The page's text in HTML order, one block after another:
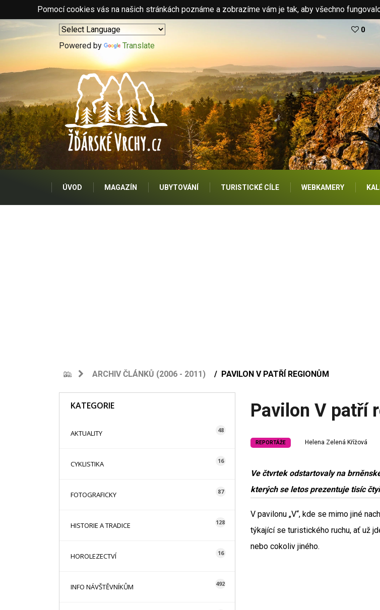
Pomocí cookies vás na našich stránkách poznáme a zobrazíme vám je tak, aby všechno
Powered by Translate
0
ÚVOD MAGAZÍN UBYTOVÁNÍ TURISTICKÉ CÍLE WEBKAMERY
ARCHIV ČLÁNKŮ (2006 - 2011) PAVILON V PATŘÍ REGIONŮM
KATEGORIE
AKTUALITY 48
CYKLISTIKA 16
FOTOGRAFICKY 87
HISTORIE A TRADICE 128
HOROLEZECTVÍ 16
INFO NÁVŠTĚVNÍKŮM 492
Pavilon V patří
REPORTÁŽE Helena Zelená Křížová
Ve čtvrtek odstartovaly na
kterých se letos prezentuje tisíc
V pavilonu „V“, kde se mimo jiné
týkající se turistického ruchu, ať už
nebo cokoliv jiného.